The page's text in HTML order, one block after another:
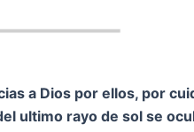
a Dios por ellos, por
ultimo rayo de sol se